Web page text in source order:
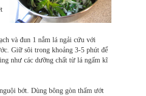
và đun 1 nắm lá ngải cứu với
Giữ sôi trong khoảng 3-5 phút để
như các dưỡng chất từ lá ngấm kĩ
bớt. Dùng bông gòn thấm ướt